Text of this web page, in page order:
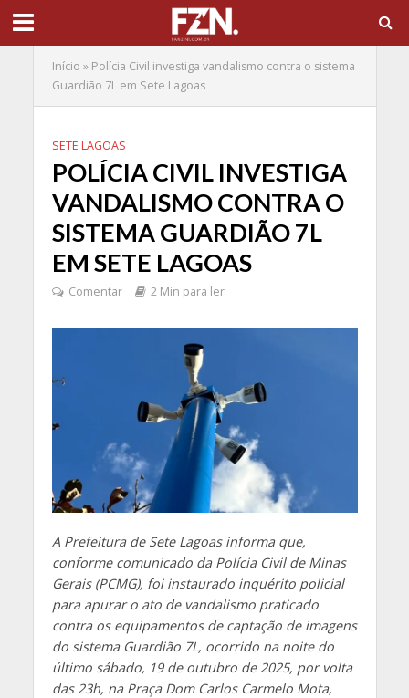
Início » Polícia Civil investiga vandalismo contra o sistema
Guardião 7L em Sete Lagoas
SETE LAGOAS
POLÍCIA CIVIL INVESTIGA
VANDALISMO CONTRA O
SISTEMA GUARDIÃO 7L
EM SETE LAGOAS
Comentar 2 Min para ler
A Prefeitura de Sete Lagoas informa que,
conforme comunicado da Polícia Civil de Minas
Gerais (PCMG), foi instaurado inquérito policial
para apurar o ato de vandalismo praticado
contra os equipamentos de captação de imagens
do sistema Guardião 7L, ocorrido na noite do
último sábado, 19 de outubro de 2025, por volta
das 23h, na Praça Dom Carlos Carmelo Mota,